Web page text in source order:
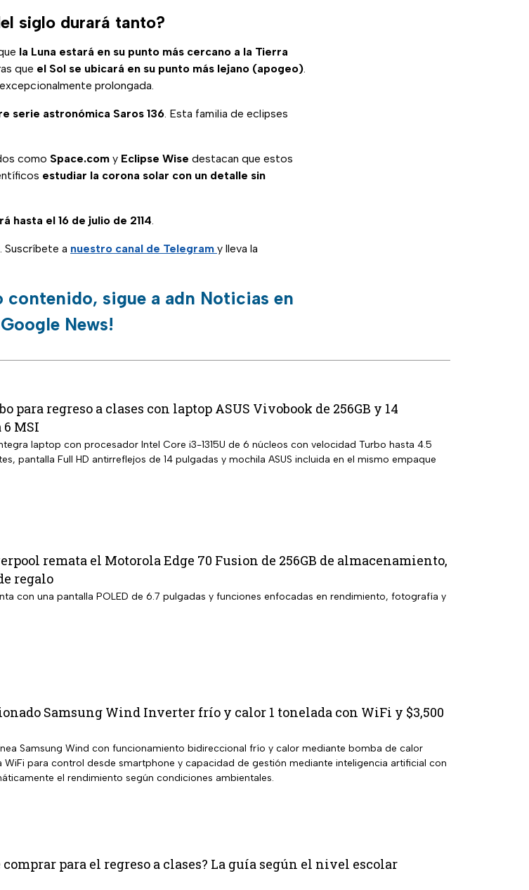
siglo durará tanto?
la Luna estará en su punto más cercano a la Tierra
que el Sol se ubicará en su punto más lejano (apogeo).
prolongada.
serie astronómica Saros 136. Esta familia de eclipses
como Space.com y Eclipse Wise destacan que estos
estudiar la corona solar con un detalle sin
hasta el 16 de julio de 2114.
Suscríbete a nuestro canal de Telegram y lleva la
contenido, sigue a adn Noticias en
Google News!
para regreso a clases con laptop ASUS Vivobook de 256GB y 14
MSI
laptop con procesador Intel Core i3-1315U de 6 núcleos con velocidad Turbo hasta 4.5
pantalla Full HD antirreflejos de 14 pulgadas y mochila ASUS incluida en el mismo empaque
remata el Motorola Edge 70 Fusion de 256GB de almacenamiento,
regalo
con una pantalla POLED de 6.7 pulgadas y funciones enfocadas en rendimiento, fotografía y
Samsung Wind Inverter frío y calor 1 tonelada con WiFi y $3,500
Samsung Wind con funcionamiento bidireccional frío y calor mediante bomba de calor
para control desde smartphone y capacidad de gestión mediante inteligencia artificial con
el rendimiento según condiciones ambientales.
para el regreso a clases? La guía según el nivel escolar